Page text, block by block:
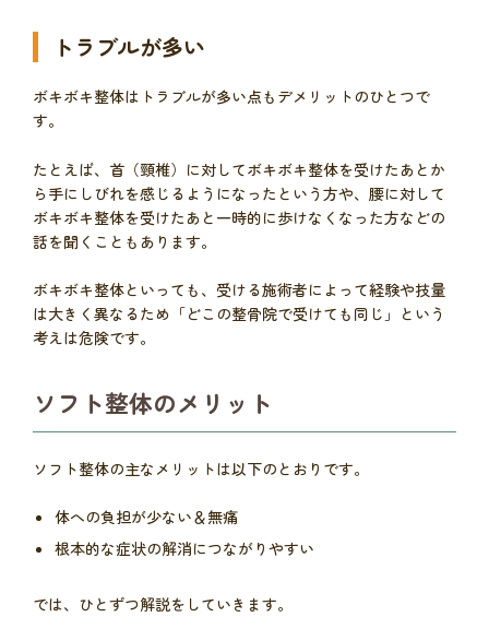
トラブルが多い
ボキボキ整体はトラブルが多い点もデメリットのひとつで
す。
たとえば、首（頸椎）に対してボキボキ整体を受けたあとか
ら手にしびれを感じるようになったという方や、腰に対して
ボキボキ整体を受けたあと一時的に歩けなくなった方などの
話を聞くこともあります。
ボキボキ整体といっても、受ける施術者によって経験や技量
は大きく異なるため「どこの整骨院で受けても同じ」という
考えは危険です。
ソフト整体のメリット
ソフト整体の主なメリットは以下のとおりです。
体への負担が少ない＆無痛
根本的な症状の解消につながりやすい
では、ひとずつ解説をしていきます。